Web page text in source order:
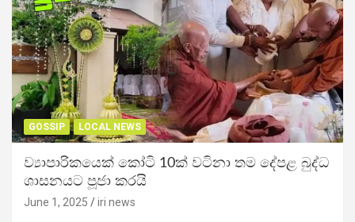
GOSSIP LOCAL NEWS
ව්‍යාපාරිකයෙක් කෝටි 10ක් වටිනා තම දේපළ බුද්ධ
ශාසනයට පූජා කරයි
June 1, 2025 iri news